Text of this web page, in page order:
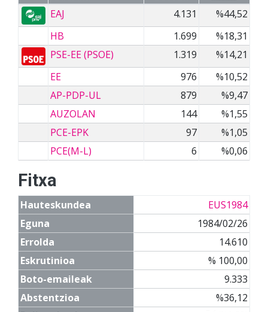
EAJ
4.131
%44,52
HB
1.699
%18,31
PSE-EE (PSOE)
1.319
%14,21
EE
976
%10,52
AP-PDP-UL
879
%9,47
AUZOLAN
144
%1,55
PCE-EPK
97
%1,05
PCE(M-L)
6 %0,06
Fitxa
Hauteskundea
EUS1984
Eguna
1984/02/26
Errolda
14.610
Eskrutinioa
% 100,00
Boto-emaileak
9.333
Abstentzioa
%36,12